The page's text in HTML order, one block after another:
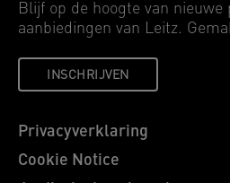
Blijf op de hoogte van
aanbiedingen van Leitz.
INSCHRIJVEN
Privacyverklaring
Cookie Notice